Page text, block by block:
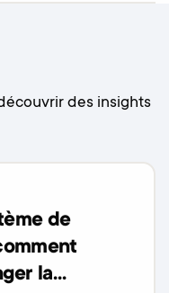
des insights
de
la